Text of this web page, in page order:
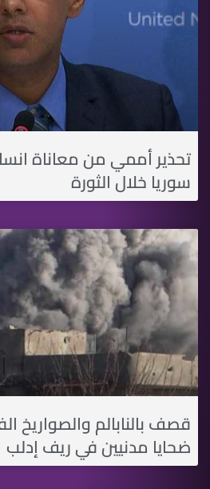
تحذير أممي من معاناة
سوريا خلال الثورة
قصف بالنابالم والصواريخ
ضحايا مدنيين في ريف إدلب